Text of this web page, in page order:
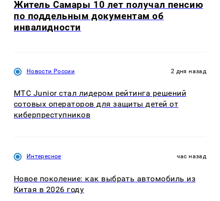
Житель Самары 10 лет получал пенсию
по поддельным документам об
инвалидности
Новости России 2 дня назад
МТС Junior стал лидером рейтинга решений
сотовых операторов для защиты детей от
киберпреступников
Интересное час назад
Новое поколение: как выбрать автомобиль из
Китая в 2026 году